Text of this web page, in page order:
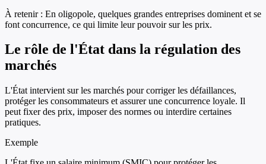
À retenir : En oligopole, quelques grandes entreprises dominent et se
font concurrence, ce qui limite leur pouvoir sur les prix.
Le rôle de l'État dans la régulation des
marchés
L'État intervient sur les marchés pour corriger les défaillances,
protéger les consommateurs et assurer une concurrence loyale. Il
peut fixer des prix, imposer des normes ou interdire certaines
pratiques.
Exemple